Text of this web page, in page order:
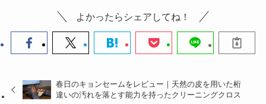
よかったらシェアしてね！
春日のキョンセームをレビュー｜天然の皮を用いた桁
違いの汚れを落とす能力を持ったクリーニングクロス